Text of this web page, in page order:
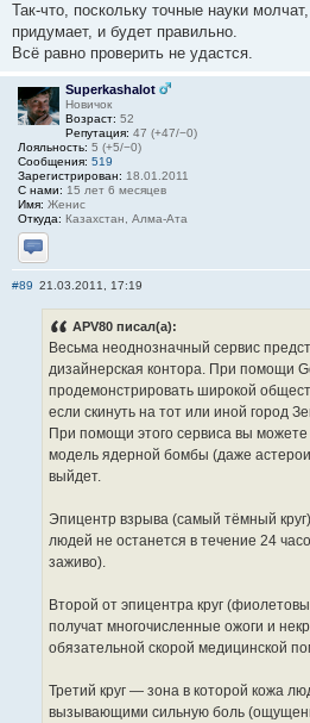
Так-что, поскольку точные науки
придумает, и будет правильно.
Всё равно проверить не удастся.
Superkashalot
Новичок
Возраст: 52
Репутация: 47 (+47/−0)
Лояльность: 5 (+5/−0)
Сообщения: 519
Зарегистрирован: 18.01.2011
С нами: 15 лет 6 месяцев
Имя: Женис
Откуда: Казахстан, Алма-Ата
Отправить личное сообщение
#89 21.03.2011, 17:19
APV80 писал(а):
Весьма неоднозначный сервис
дизайнерская контора. При помощи
продемонстрировать широкой
если скинуть на тот или иной город
При помощи этого сервиса вы
модель ядерной бомбы (даже
выйдет.
Эпицентр взрыва (самый тёмный
людей не останется в течение 24
заживо).
Второй от эпицентра круг
получат многочисленные ожоги и
обязательной скорой медицинской
Третий круг — зона в которой кожа
вызывающими сильную боль